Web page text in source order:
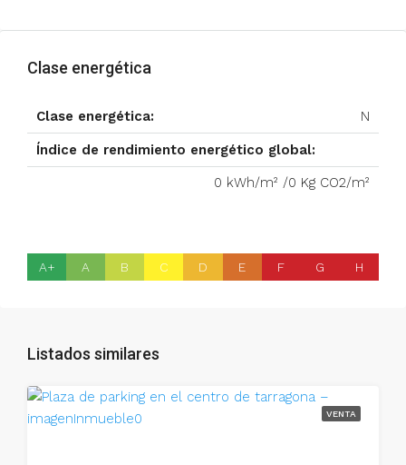
Clase energética
Clase energética: N
Índice de rendimiento energético global:
0 kWh/m² /0 Kg CO2/m²
A+ A B C D E F G H
Listados similares
VENTA